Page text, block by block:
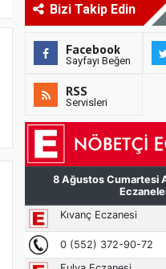
Bizi Takip Edin
Facebook
Sayfayı Beğen
RSS
Servisleri